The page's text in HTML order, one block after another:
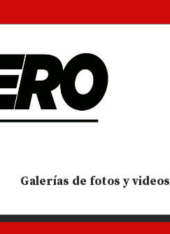
Galerías de fotos y videos